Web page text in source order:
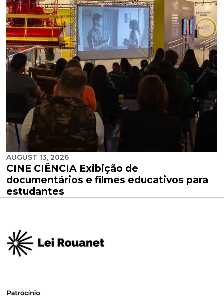
AUGUST 13, 2026
CINE CIÊNCIA Exibição de
documentários e filmes educativos para
estudantes